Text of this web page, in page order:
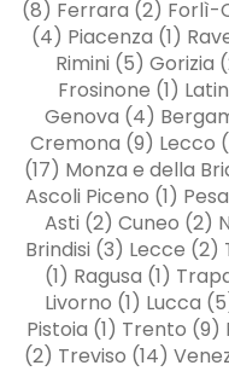
(8) Ferrara (2) Forlì-
(4) Piacenza (1)
Rimini (5) Gorizia
Frosinone (1)
Genova (4)
Cremona (9) Lecco
(17) Monza e della
Ascoli Piceno (1)
Asti (2) Cuneo (2)
Brindisi (3) Lecce (2)
(1) Ragusa (1)
Livorno (1) Lucca
Pistoia (1) Trento (9)
(2) Treviso (14)